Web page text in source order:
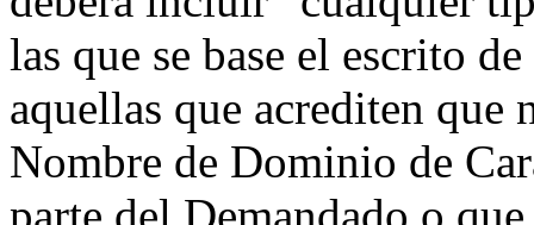
las que se base el escrito
aquellas que acrediten
Nombre de Dominio de